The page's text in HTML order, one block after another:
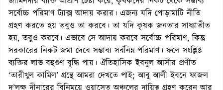
সর্বোচ্চ পরিমাণ ট্যাক্স আদায় করার। এজন্য যদি পোড়ামাটি নীতি
গ্রহণ করতে হয় তবুও তা করবে। তা যদি কৃষক জনতার সাধ্যাতীত
হয়, তবুও করবে। এভাবে সে আদায় করবে সর্বোচ্চ পরিমাণ, কিন্তু
সরকারের নিকট জমা দেবে সম্ভাব্য সর্বনিম্ন পরিমাণ। ফলে সংশ্লিষ্ট
ব্যক্তির লাভ বহুগুণ বৃদ্ধি পায়। ঐতিহাসিক ইবনুল আসীর প্রণীত
‘তারীখুল কামিল’ গ্রন্থে আমরা দেখতে পাই; আবু আলী ইবনে ফাজল